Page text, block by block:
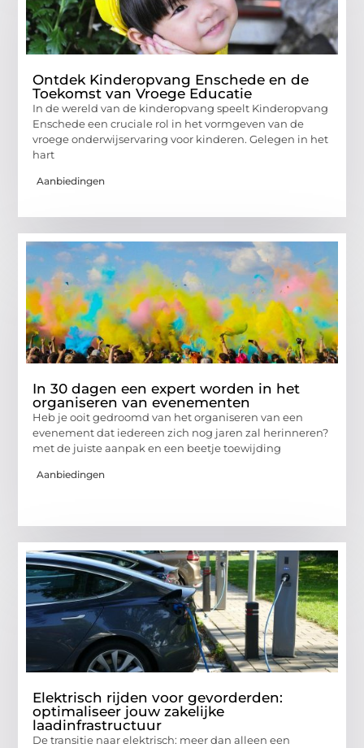
Ontdek Kinderopvang Enschede en de
Toekomst van Vroege Educatie
In de wereld van de kinderopvang speelt Kinderopvang
Enschede een cruciale rol in het vormgeven van de
vroege onderwijservaring voor kinderen. Gelegen in het
hart
Aanbiedingen
In 30 dagen een expert worden in het
organiseren van evenementen
Heb je ooit gedroomd van het organiseren van een
evenement dat iedereen zich nog jaren zal herinneren?
met de juiste aanpak en een beetje toewijding
Aanbiedingen
Elektrisch rijden voor gevorderden:
optimaliseer jouw zakelijke
laadinfrastructuur
De transitie naar elektrisch: meer dan alleen een